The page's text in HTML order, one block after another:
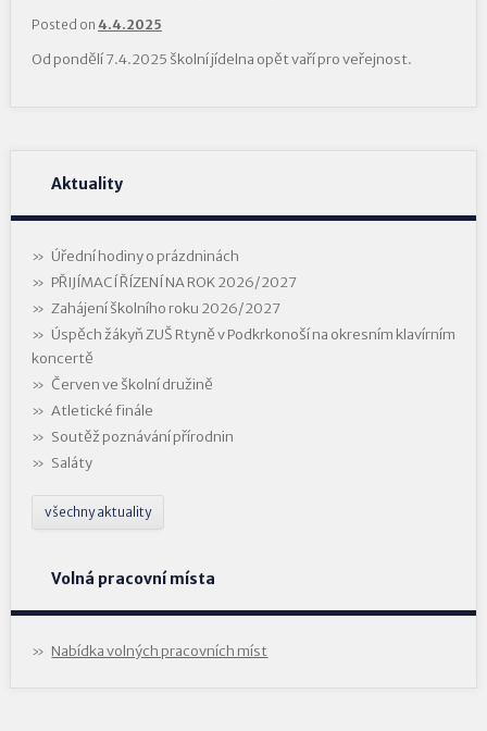
Posted on 4.4.2025
Od pondělí 7.4.2025 školní jídelna opět vaří pro veřejnost.
Aktuality
Úřední hodiny o prázdninách
PŘIJÍMACÍ ŘÍZENÍ NA ROK 2026/2027
Zahájení školního roku 2026/2027
Úspěch žákyň ZUŠ Rtyně v Podkrkonoší na okresním klavírním
koncertě
Červen ve školní družině
Atletické finále
Soutěž poznávání přírodnin
Saláty
všechny aktuality
Volná pracovní místa
Nabídka volných pracovních míst